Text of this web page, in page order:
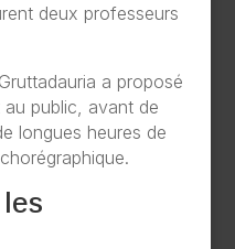
deux professeurs
a proposé
public, avant de
longues heures de